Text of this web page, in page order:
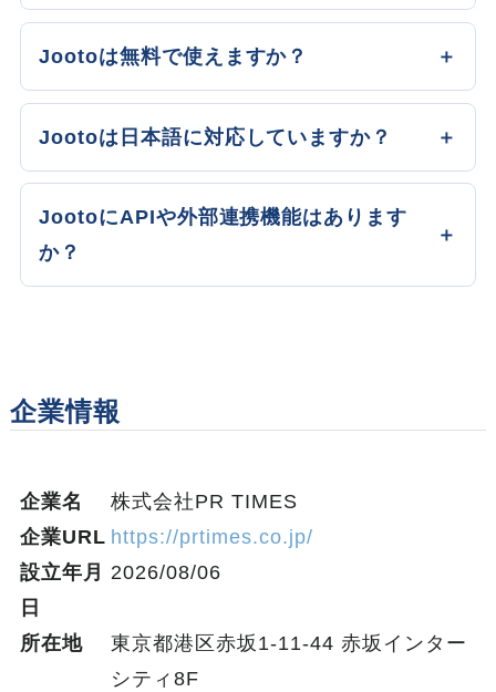
Jootoは無料で使えますか？
Jootoは日本語に対応していますか？
JootoにAPIや外部連携機能はあります
か？
企業情報
企業名
株式会社PR TIMES
企業URL https://prtimes.co.jp/
設立年月
日
2026/08/06
所在地
東京都港区赤坂1-11-44 赤坂インター
シティ8F